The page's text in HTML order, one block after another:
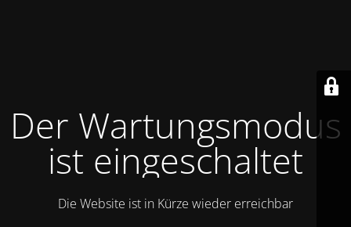
Der Wartungsmodus
ist eingeschaltet
Die Website ist in Kürze wieder erreichbar